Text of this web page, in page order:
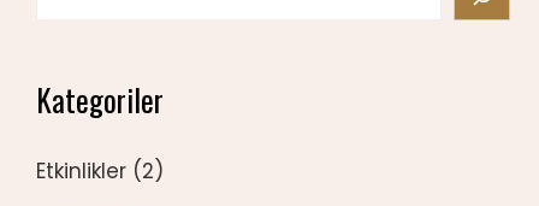
Kategoriler
Etkinlikler (2)